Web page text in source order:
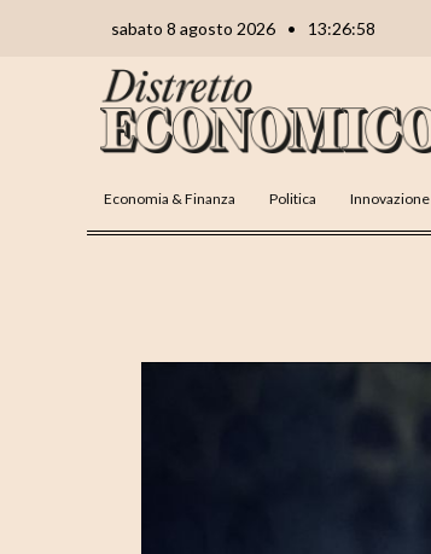
sabato 8 agosto 2026 • 13:26:59
Economia & Finanza Politica Innovazione